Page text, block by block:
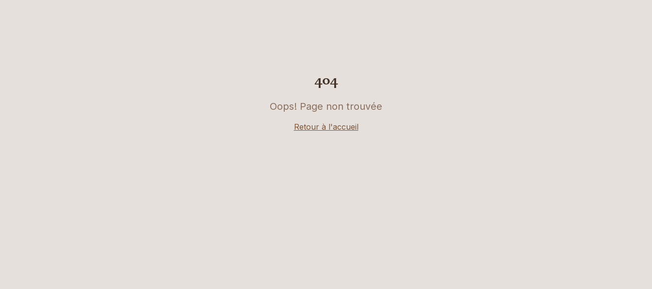
404
Oops! Page non trouvée
Retour à l'accueil